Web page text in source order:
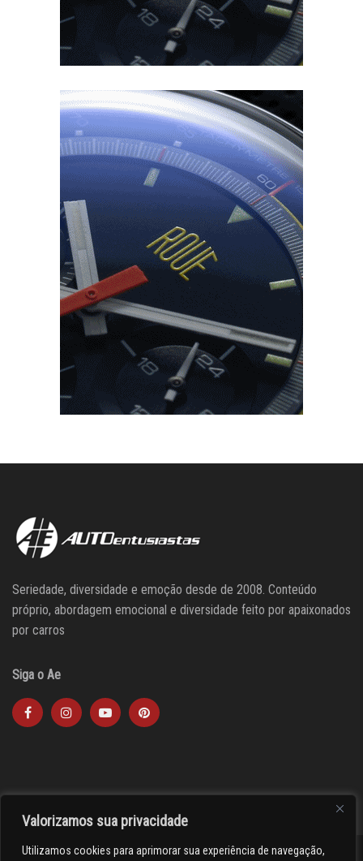
Valorizamos sua privacidade
Utilizamos cookies para aprimorar sua experiência de navegação,
Seriedade, diversidade e emoção desde de 2008. Conteúdo
próprio, abordagem emocional e diversidade feito por apaixonados
por carros
Siga o Ae